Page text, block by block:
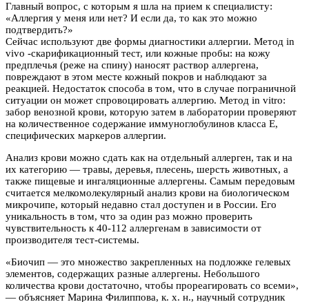
Главный вопрос, с которым я шла на прием к специалисту:
«Аллергия у меня или нет? И если да, то как это можно
подтвердить?»
Сейчас используют две формы диагностики аллергии. Метод in
vivo -скарификационный тест, или кожные пробы: на кожу
предплечья (реже на спину) наносят раствор аллергена,
повреждают в этом месте кожный покров и наблюдают за
реакцией. Недостаток способа в том, что в случае пограничной
ситуации он может спровоцировать аллергию. Метод in vitro:
забор венозной крови, которую затем в лаборатории проверяют
на количественное содержание иммуноглобулинов класса Е,
специфических маркеров аллергии.
Анализ крови можно сдать как на отдельный аллерген, так и на
их категорию — травы, деревья, плесень, шерсть животных, а
также пищевые и ингаляционные аллергены. Самым передовым
считается мелкомолекулярный анализ крови на биологическом
микрочипе, который недавно стал доступен и в России. Его
уникальность в том, что за один раз можно проверить
чувствительность к 40-112 аллергенам в зависимости от
производителя тест-системы.
«Биочип — это множество закрепленных на подложке гелевых
элементов, содержащих разные аллергены. Небольшого
количества крови достаточно, чтобы прореагировать со всеми»,
— объясняет Марина Филиппова, к. х. н., научный сотрудник